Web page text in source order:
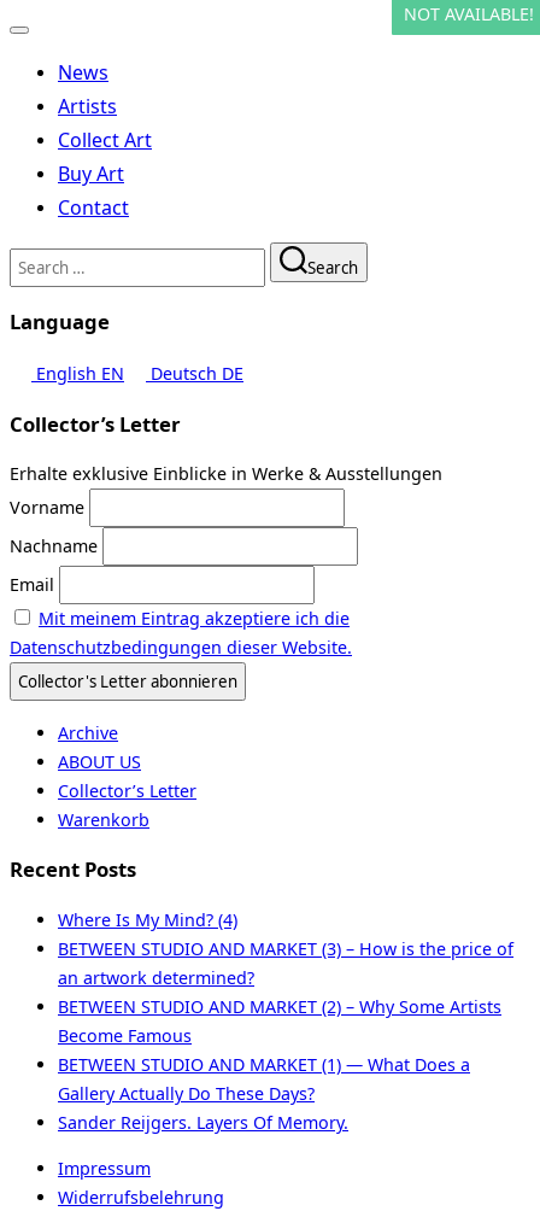
Toggle
navigationNews
Artists
Collect Art
Buy Art
Contact
Search
for:
Search
Language
English EN Deutsch DE
Collector’s Letter
Erhalte exklusive Einblicke in Werke & Ausstellungen
Vorname
Nachname
Email
Mit meinem Eintrag akzeptiere ich die
Datenschutzbedingungen dieser Website.
Archive
ABOUT US
Collector’s Letter
Warenkorb
Recent Posts
Where Is My Mind? (4)
BETWEEN STUDIO AND MARKET (3) – How is the price of
an artwork determined?
BETWEEN STUDIO AND MARKET (2) – Why Some Artists
Become Famous
BETWEEN STUDIO AND MARKET (1) — What Does a
Gallery Actually Do These Days?
Sander Reijgers. Layers Of Memory.
Impressum
Widerrufsbelehrung
NOT AVAILABLE!
NOT AVAILABLE!
NOT AVAILABLE!